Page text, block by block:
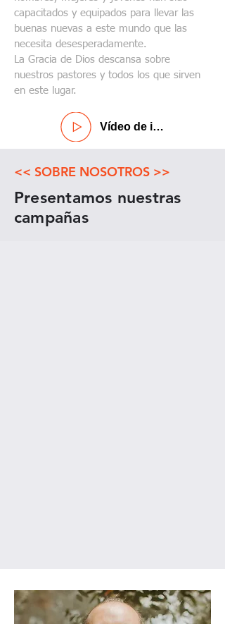
capacitados y equipados para llevar las
buenas nuevas a este mundo que las
necesita desesperadamente.
La Gracia de Dios descansa sobre
nuestros pastores y todos los que sirven
en este lugar.
Vídeo de introducción
<< SOBRE NOSOTROS >>
Presentamos nuestras
campañas